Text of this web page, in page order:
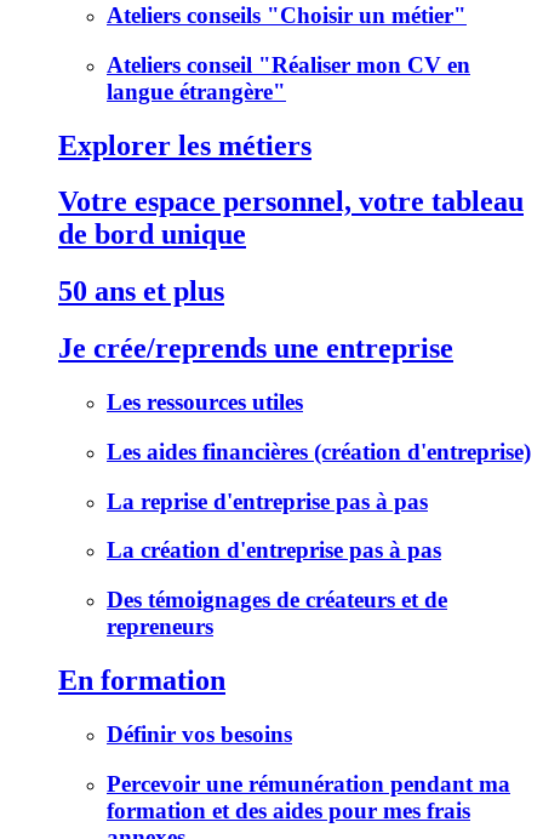
Ateliers conseils "Choisir un métier"
Ateliers conseil "Réaliser mon CV en
langue étrangère"
Explorer les métiers
Votre espace personnel, votre tableau
de bord unique
50 ans et plus
Je crée/reprends une entreprise
Les ressources utiles
Les aides financières (création d'entreprise)
La reprise d'entreprise pas à pas
La création d'entreprise pas à pas
Des témoignages de créateurs et de
repreneurs
En formation
Définir vos besoins
Percevoir une rémunération pendant ma
formation et des aides pour mes frais